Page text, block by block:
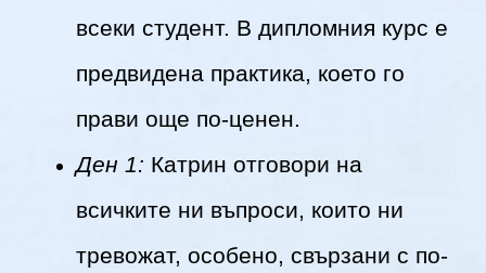
всеки студент. В дипломния курс е
предвидена практика, което го
прави още по-ценен.
Ден 1: Катрин отговори на
всичките ни въпроси, които ни
тревожат, особено, свързани с по-